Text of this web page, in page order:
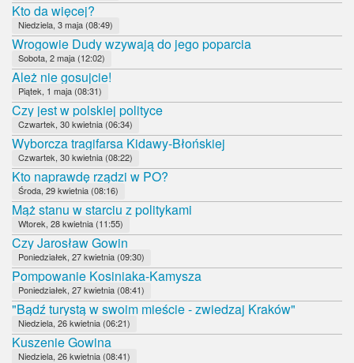
Kto da więcej?
Niedziela, 3 maja (08:49)
Wrogowie Dudy wzywają do jego poparcia
Sobota, 2 maja (12:02)
Ależ nie gosujcie!
Piątek, 1 maja (08:31)
Czy jest w polskiej polityce
Czwartek, 30 kwietnia (06:34)
Wyborcza tragifarsa Kidawy-Błońskiej
Czwartek, 30 kwietnia (08:22)
Kto naprawdę rządzi w PO?
Środa, 29 kwietnia (08:16)
Mąż stanu w starciu z politykami
Wtorek, 28 kwietnia (11:55)
Czy Jarosław Gowin
Poniedziałek, 27 kwietnia (09:30)
Pompowanie Kosiniaka-Kamysza
Poniedziałek, 27 kwietnia (08:41)
"Bądź turystą w swoim mieście - zwiedzaj Kraków"
Niedziela, 26 kwietnia (06:21)
Kuszenie Gowina
Niedziela, 26 kwietnia (08:41)